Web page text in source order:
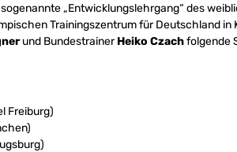
„Entwicklungslehrgang“ des
Trainingszentrum für Deutschland in
und BundestrainerHeiko Czachfolgende
Freiburg)